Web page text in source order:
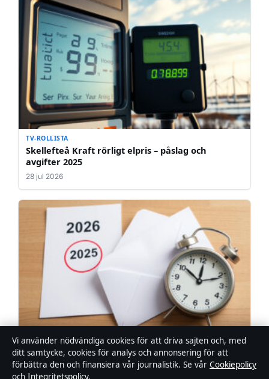
TV-ROLLISTA
Skellefteå Kraft rörligt elpris – påslag och
avgifter 2025
28 jul 2026
TV-ROLLISTA
När får man antagningsbesked? Datum och tider
2026
Vi använder nödvändiga cookies för att driva sajten och, med
ditt samtycke, cookies för analys och annonsering för att
förbättra den och finansiera vår journalistik. Se vår Cookiepolicy
och Integritetspolicy.